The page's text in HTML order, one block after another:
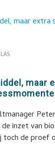
maar
inzet van
toch de proef